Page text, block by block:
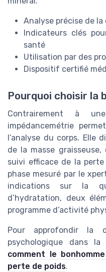
Analyse précise de
Indicateurs clés
santé
Utilisation par des
Dispositif certifié
Pourquoi choisir la
Contrairement à
impédancemétrie
l’analyse du corps. Elle
de la masse
suivi efficace de la perte
phase mesuré par le
indications sur la
d’hydratation, deux
programme d’activité
Pour approfondir la
psychologique dans
comment le
perte de poids.